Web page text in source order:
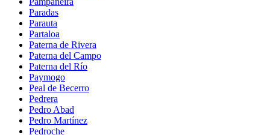
Paradas
Parauta
Partaloa
Paterna de Rivera
Paterna del Campo
Paterna del Río
Paymogo
Peal de Becerro
Pedrera
Pedro Abad
Pedro Martínez
Pedroche